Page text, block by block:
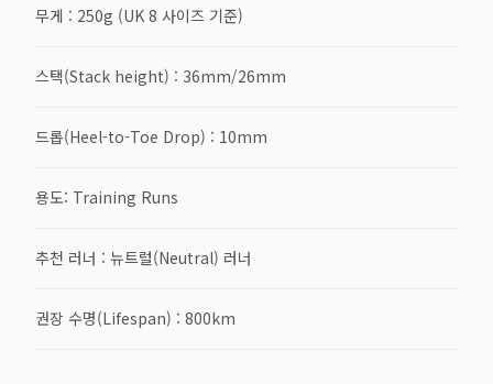
무게 : 250g (UK 8 사이즈 기준)
스택(Stack height) : 36mm/26mm
드롭(Heel-to-Toe Drop) : 10mm
용도: Training Runs
추천 러너 : 뉴트럴(Neutral) 러너
권장 수명(Lifespan) : 800km